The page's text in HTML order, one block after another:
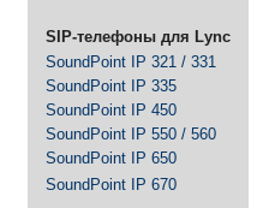
SIP-телефоны для Lync
SoundPoint IP 321 / 331
SoundPoint IP 335
SoundPoint IP 450
SoundPoint IP 550 / 560
SoundPoint IP 650
SoundPoint IP 670